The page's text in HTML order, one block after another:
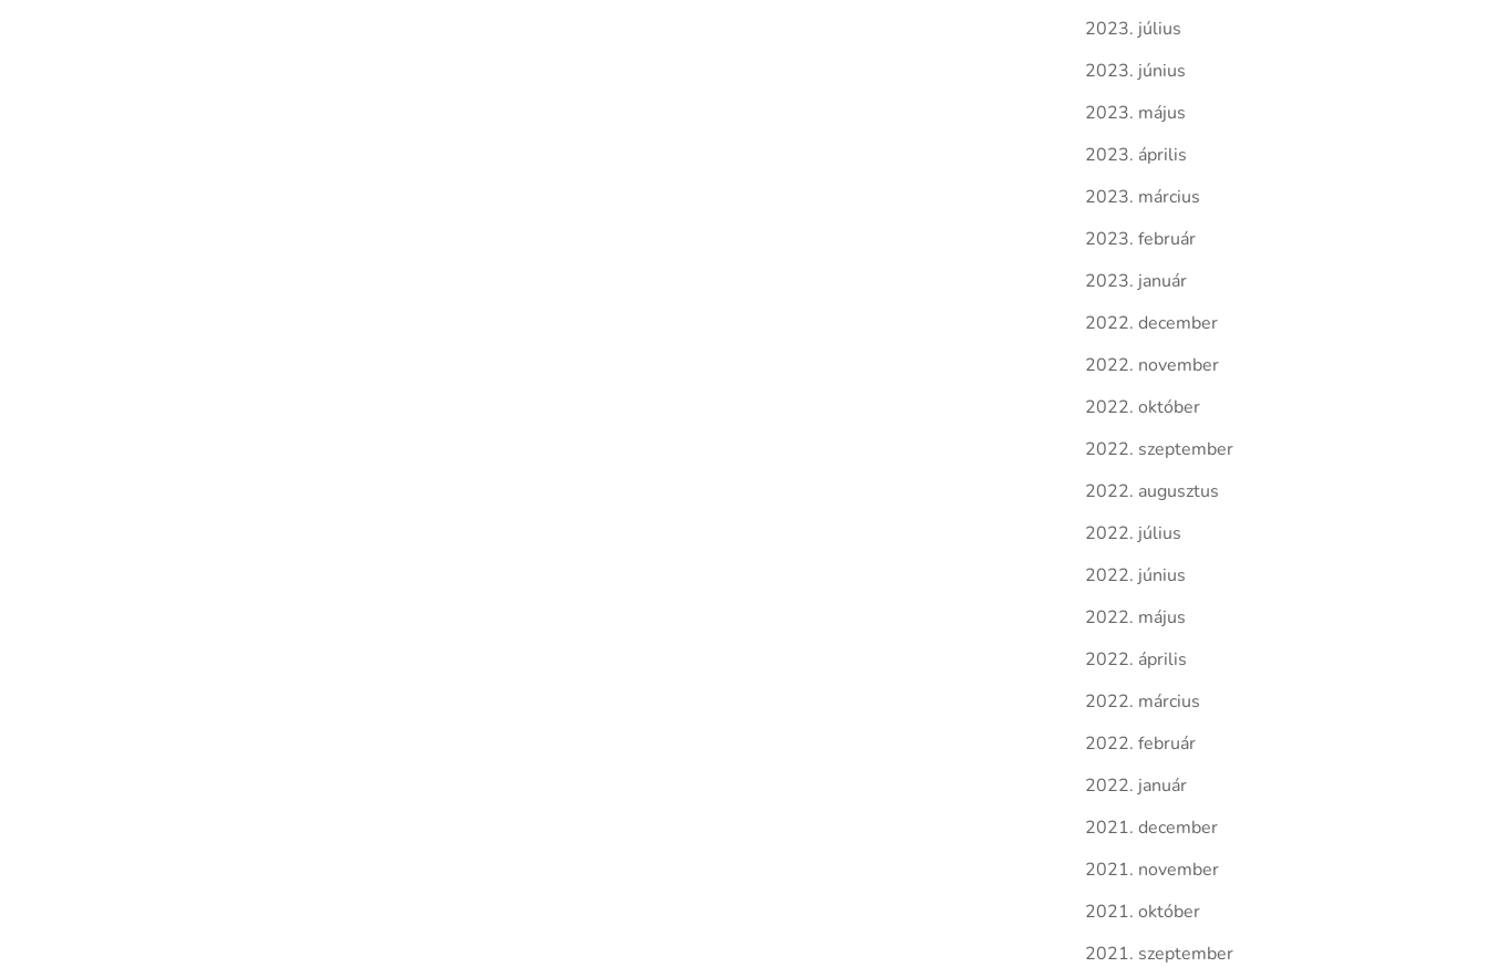
2023. július
2023. június
2023. május
2023. április
2023. március
2023. február
2023. január
2022. december
2022. november
2022. október
2022. szeptember
2022. augusztus
2022. július
2022. június
2022. május
2022. április
2022. március
2022. február
2022. január
2021. december
2021. november
2021. október
2021. szeptember